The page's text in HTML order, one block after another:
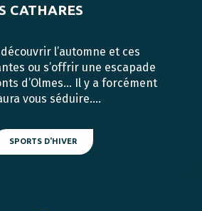
CATHARES
l’automne et ces
ou s’offrir une escapade
d’Olmes… Il y a forcément
vous séduire….
SPORTS D'HIVER